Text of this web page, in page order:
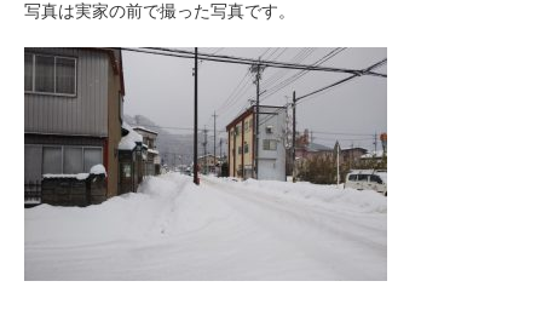
写真は実家の前で撮った写真です。